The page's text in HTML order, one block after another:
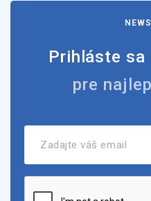
Prihláste
pre